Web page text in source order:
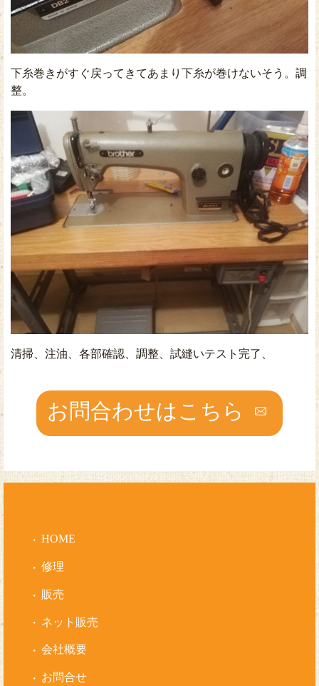
下糸巻きがすぐ戻ってきてあまり下糸が巻けないそう。調
整。
清掃、注油、各部確認、調整、試縫いテスト完了、
お問合わせはこちら
HOME
修理
販売
ネット販売
会社概要
お問合せ